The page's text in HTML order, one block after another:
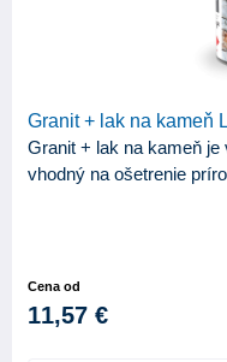
Granit + lak na kameň
Granit + lak na kameň
vhodný na ošetrenie
Cena od
11,57 €